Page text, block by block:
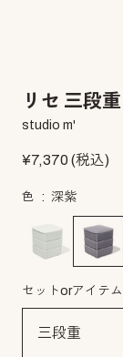
リセ 三段重
studio m'
¥7,370(税込)
色 深紫
セットorアイテム